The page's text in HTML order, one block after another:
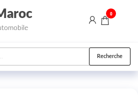
0
Recherche